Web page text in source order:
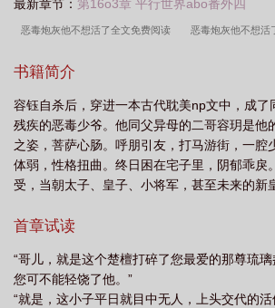
最新章节： 第16o3章 平行世界abo番外四
恶毒炮灰他不想活了全文免费阅读 恶毒炮灰他不想活
活了by棺木阅读
趣阁 恶毒炮灰他不想活了免费阅读 恶毒炮灰他不
灰他不想活了by卫京檀 恶毒炮灰他不想活了by棺木全
TXT 恶毒炮灰他不想活了容钰楚檀 恶毒炮灰他不
炮灰他不想活了 by棺木 恶毒炮灰他不想活了讲的什么
了提取码 恶毒炮灰他不想活了by棺木 恶毒炮灰他
阁 恶毒炮灰他不想活了是1v1吗
书籍简介
容钰自杀后，穿进一本古代耽美np文中，成了
残疾的恶毒少爷。他同父异母的二哥容玥是他
之姿，菩萨心肠。呼朋引友，打马游街，一腔
体弱，性格扭曲。终日困在宅子里，阴郁乖戾
受，当朝太子、皇子、小将军，甚至未来的新
活活拖死。他穿过来时，恶毒少爷正把书中未
钰应该……自然不可能。容钰红唇微勾，握着
抽了下去。不好意思，他不想活。没有求生欲
还疯的攻受是双性
首章试读
“哥儿，就是这个楚檀打碎了您最爱的那尊琉璃
您可不能轻饶了他。”
“就是，这小子平日就目中无人，上头交代的